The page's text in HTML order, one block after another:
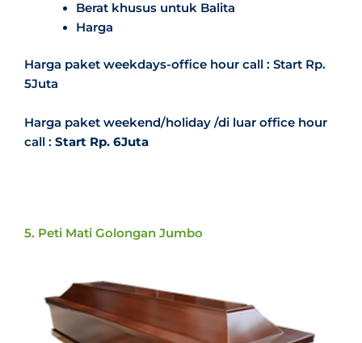
Berat khusus untuk Balita
Harga
Harga paket weekdays-office hour call : Start Rp.
5Juta
Harga paket weekend/holiday /di luar office hour
call : Start Rp. 6Juta
5. Peti Mati Golongan Jumbo